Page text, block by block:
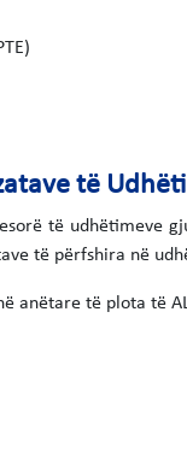
të
të udhëtimeve
të përfshira në
anëtare të plota të